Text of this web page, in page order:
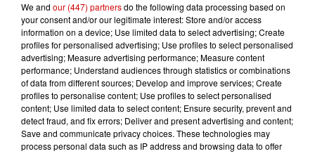
Le Duel - Gagnez votre balade
en jet ski !
We and our (447) partnersdo the following data processing based on
your consent and/or our legitimate interest: Store and/or access
information on a device; Use limited data to select advertising; Create
profiles for personalised advertising; Use profiles to select personalised
advertising; Measure advertising performance; Measure content
performance; Understand audiences through statistics or combinations
of data from different sources; Develop and improve services; Create
profiles to personalise content; Use profiles to select personalised
content; Use limited data to select content; Ensure security, prevent and
detect fraud, and fix errors; Deliver and present advertising and content;
Save and communicate privacy choices. These technologies may
process personal data such as IP address and browsing data to offer